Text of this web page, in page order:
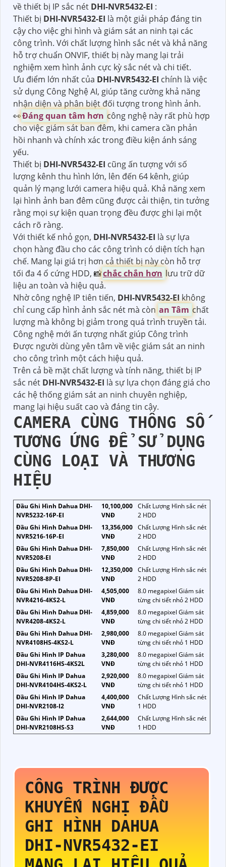
về thiết bị IP sắc nét DHI-NVR5432-EI :
Thiết bị DHI-NVR5432-EI là một giải pháp đáng tin
cậy cho việc ghi hình và giám sát an ninh tại các
công trình. Với chất lượng hình sắc nét và khả năng
hỗ trợ chuẩn ONVIF, thiết bị này mang lại trải
nghiệm xem hình ảnh cực kỳ sắc nét và chi tiết.
Ưu điểm lớn nhất của DHI-NVR5432-EI chính là việc
sử dụng Công Nghệ AI, giúp tăng cường khả năng
nhận diện và phân biệt đối tượng trong hình ảnh. ️
👀Đáng quan tâm hơn công nghệ này rất phù hợp
cho việc giám sát ban đêm, khi camera cần phản
hồi nhanh và chính xác trong điều kiện ánh sáng
yếu.
Thiết bị DHI-NVR5432-EI cũng ấn tượng với số
lượng kênh thu hình lớn, lên đến 64 kênh, giúp
quản lý mạng lưới camera hiệu quả. Khả năng xem
lại hình ảnh ban đêm cũng được cải thiện, tin tưởng
rằng mọi sự kiện quan trọng đều được ghi lại một
cách rõ ràng.
Với thiết kế nhỏ gọn, DHI-NVR5432-EI là sự lựa
chọn hàng đầu cho các công trình có diện tích hạn
chế. Mang lại giá trị hơn cả thiết bị này còn hỗ trợ
tối đa 4 ổ cứng HDD, 📸chắc chắn hơn lưu trữ dữ
liệu an toàn và hiệu quả.
Nhờ công nghệ IP tiên tiến, DHI-NVR5432-EIkhông
chỉ cung cấp hình ảnh sắc nét mà còn an Tâm chất
lượng mà không bị giảm trong quá trình truyền tải.
Công nghệ mới ấn tượng nhất giúp Công trình
Được người dùng yên tâm về việc giám sát an ninh
cho công trình một cách hiệu quả.
Trên cả bề mặt chất lượng và tính năng, thiết bị IP
sắc nét DHI-NVR5432-EI là sự lựa chọn đáng giá cho
các hệ thống giám sát an ninh chuyên nghiệp,
mang lại hiệu suất cao và đáng tin cậy.
CAMERA CÙNG THÔNG SỐ
TƯƠNG ỨNG ĐỂ SỬ DỤNG
CÙNG LOẠI VÀ THƯƠNG
HIỆU
Đầu Ghi Hình Dahua DHI-
NVR5232-16P-EI
10,100,000
VNĐ
Chất Lượng Hình sắc nét
2 HDD
Đầu Ghi Hình Dahua DHI-
NVR5216-16P-EI
13,356,000
VNĐ
Chất Lượng Hình sắc nét
2 HDD
Đầu Ghi Hình Dahua DHI-
NVR5208-EI
7,850,000
VNĐ
Chất Lượng Hình sắc nét
2 HDD
Đầu Ghi Hình Dahua DHI-
NVR5208-8P-EI
12,350,000
VNĐ
Chất Lượng Hình sắc nét
2 HDD
Đầu Ghi Hình Dahua DHI-
NVR4216-4KS2-L
4,505,000
VNĐ
8.0 megapixel Giám sát
từng chi tiết nhỏ 2 HDD
Đầu Ghi Hình Dahua DHI-
NVR4208-4KS2-L
4,859,000
VNĐ
8.0 megapixel Giám sát
từng chi tiết nhỏ 2 HDD
Đầu Ghi Hình Dahua DHI-
NVR4108HS-4KS2-L
2,980,000
VNĐ
8.0 megapixel Giám sát
từng chi tiết nhỏ 1 HDD
Đầu Ghi Hình IP Dahua
DHI-NVR4116HS-4KS2L
3,280,000
VNĐ
8.0 megapixel Giám sát
từng chi tiết nhỏ 1 HDD
Đầu Ghi Hình IP Dahua
DHI-NVR4104HS-4KS2-L
2,920,000
VNĐ
8.0 megapixel Giám sát
từng chi tiết nhỏ 1 HDD
Đầu Ghi Hình IP Dahua
DHI-NVR2108-I2
4,400,000
VNĐ
Chất Lượng Hình sắc nét
1 HDD
Đầu Ghi Hình IP Dahua
DHI-NVR2108HS-S3
2,644,000
VNĐ
Chất Lượng Hình sắc nét
1 HDD
CÔNG TRÌNH ĐƯỢC
KHUYẾN NGHỊ ĐẦU
GHI HÌNH DAHUA
DHI-NVR5432-EI